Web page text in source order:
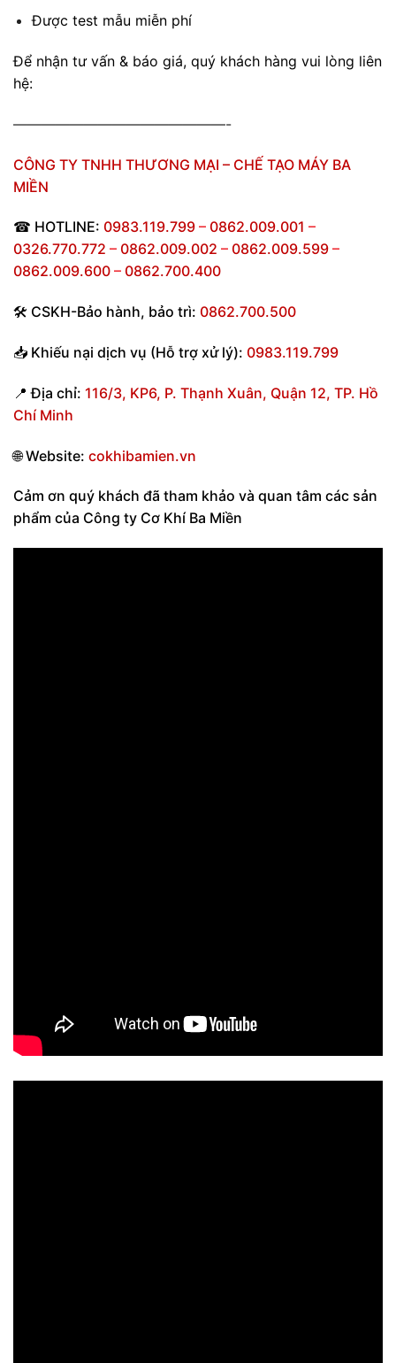
Được test mẫu miễn phí
Để nhận tư vấn & báo giá, quý khách hàng vui lòng liên
hệ:
———————————————-
CÔNG TY TNHH THƯƠNG MẠI – CHẾ TẠO MÁY BA
MIỀN
☎ HOTLINE: 0983.119.799 – 0862.009.001 –
0326.770.772 – 0862.009.002 – 0862.009.599 –
0862.009.600 – 0862.700.400
🛠 CSKH-Bảo hành, bảo trì: 0862.700.500
📥 Khiếu nại dịch vụ (Hỗ trợ xử lý): 0983.119.799
📍 Địa chỉ: 116/3, KP6, P. Thạnh Xuân, Quận 12, TP. Hồ
Chí Minh
🌐Website: cokhibamien.vn
Cảm ơn quý khách đã tham khảo và quan tâm các sản
phẩm của Công ty Cơ Khí Ba Miền